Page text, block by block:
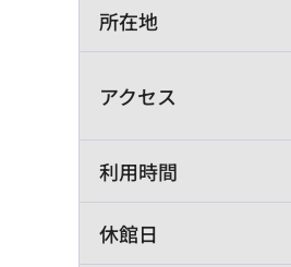
所在地
アクセス
利用時間
休館日